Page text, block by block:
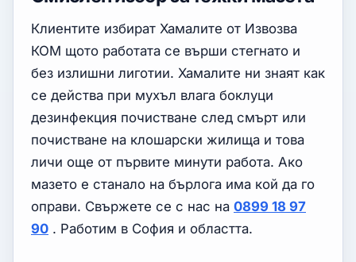
Клиентите избират Хамалите от Извозва
КОМ щото работата се върши стегнато и
без излишни лиготии. Хамалите ни знаят как
се действа при мухъл влага боклуци
дезинфекция почистване след смърт или
почистване на клошарски жилища и това
личи още от първите минути работа. Ако
мазето е станало на бърлога има кой да го
оправи. Свържете се с нас на 0899 18 97
90 . Работим в София и областта.